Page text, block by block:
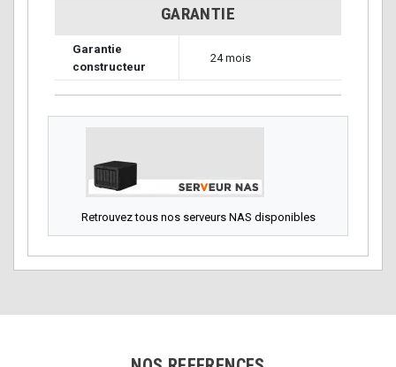
GARANTIE
Garantie
constructeur
24 mois
Retrouvez tous nos serveurs NAS disponibles